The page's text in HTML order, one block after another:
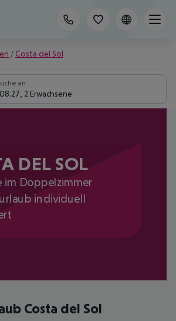
/ Costa del Sol
an
2 Erwachsene
DEL SOL
im Doppelzimmer
individuell
Costa del Sol